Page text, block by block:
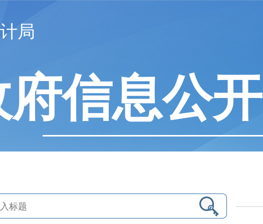
局
府信息公开